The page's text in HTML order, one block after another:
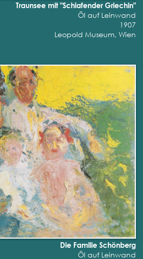
Traunsee mit "Schlafender Griechin"
Öl auf Leinwand
1907
Leopold Museum, Wien
Die Familie Schönberg
Öl auf Leinwand